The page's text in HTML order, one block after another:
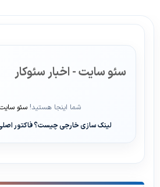
سئو سایت - اخبار سئوکار
شما اینجا هستید! سئو
لینک سازی خارجی چیست؟ فاکتور